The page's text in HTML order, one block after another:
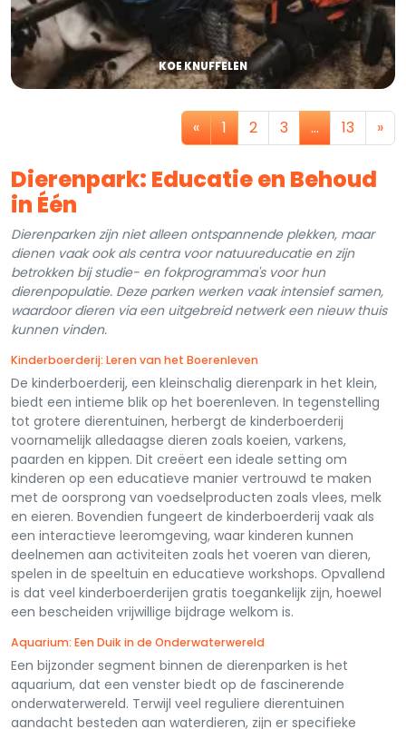
KOE KNUFFELEN
« 1 2 3 … 13 »
Dierenpark: Educatie en Behoud
in Één
Dierenparken zijn niet alleen ontspannende plekken, maar
dienen vaak ook als centra voor natuureducatie en zijn
betrokken bij studie- en fokprogramma's voor hun
dierenpopulatie. Deze parken werken vaak intensief samen,
waardoor dieren via een uitgebreid netwerk een nieuw thuis
kunnen vinden.
Kinderboerderij: Leren van het Boerenleven
De kinderboerderij, een kleinschalig dierenpark in het klein,
biedt een intieme blik op het boerenleven. In tegenstelling
tot grotere dierentuinen, herbergt de kinderboerderij
voornamelijk alledaagse dieren zoals koeien, varkens,
paarden en kippen. Dit creëert een ideale setting om
kinderen op een educatieve manier vertrouwd te maken
met de oorsprong van voedselproducten zoals vlees, melk
en eieren. Bovendien fungeert de kinderboerderij vaak als
een interactieve leeromgeving, waar kinderen kunnen
deelnemen aan activiteiten zoals het voeren van dieren,
spelen in de speeltuin en educatieve workshops. Opvallend
is dat veel kinderboerderijen gratis toegankelijk zijn, hoewel
een bescheiden vrijwillige bijdrage welkom is.
Aquarium: Een Duik in de Onderwaterwereld
Een bijzonder segment binnen de dierenparken is het
aquarium, dat een venster biedt op de fascinerende
onderwaterwereld. Terwijl veel reguliere dierentuinen
aandacht besteden aan waterdieren, zijn er specifieke